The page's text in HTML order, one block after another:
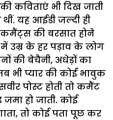
की कविताएं भी दिख जाती
थीं. यह आईडी जल्दी ही
कमैंट्स की बरसात होने
में उम्र के हर पड़ाव के लोग
की बेचैनी, अधेड़ों का
भी प्यार की कोई भावुक
पोस्ट होती तो कमैंट
जमा हो जाती. कोई
, तो कोई पता पूछ कर